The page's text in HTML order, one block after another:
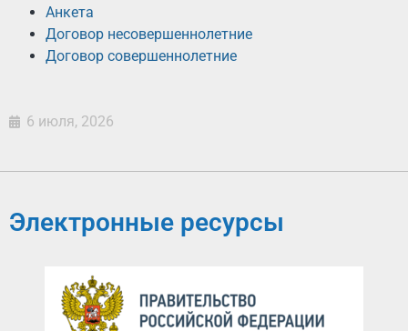
Анкета
Договор несовершеннолетние
Договор совершеннолетние
6 июля, 2026
Электронные ресурсы